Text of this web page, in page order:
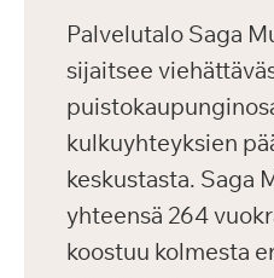
Palvelutalo Saga
sijaitsee
kulkuyhteyksien
keskustasta. Saga
yhteensä 264
koostuu kolmesta